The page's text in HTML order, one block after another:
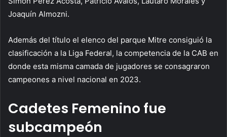
Joaquín Almozni.
Además del título el elenco del parque Mitre consiguió la
clasificación a la Liga Federal, la competencia de la CAB en
donde esta misma camada de jugadores se consagraron
campeones a nivel nacional en 2023.
Cadetes Femenino fue
subcampeón